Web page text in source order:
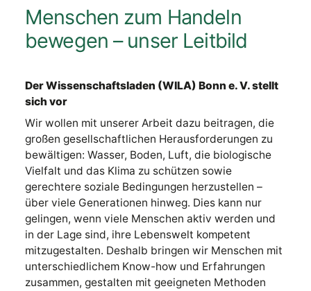
Menschen zum Handeln
bewegen – unser Leitbild
Der Wissenschaftsladen (WILA) Bonn e. V. stellt
sich vor
Wir wollen mit unserer Arbeit dazu beitragen, die
großen gesellschaftlichen Herausforderungen zu
bewältigen: Wasser, Boden, Luft, die biologische
Vielfalt und das Klima zu schützen sowie
gerechtere soziale Bedingungen herzustellen –
über viele Generationen hinweg. Dies kann nur
gelingen, wenn viele Menschen aktiv werden und
in der Lage sind, ihre Lebenswelt kompetent
mitzugestalten. Deshalb bringen wir Menschen mit
unterschiedlichem Know-how und Erfahrungen
zusammen, gestalten mit geeigneten Methoden